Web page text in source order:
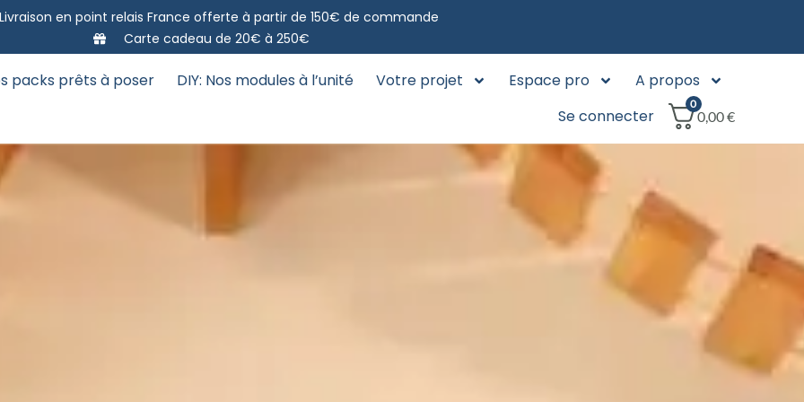
Livraison en point relais France offerte à partir de 150€ de commande
Carte cadeau de 20€ à 250€
packs prêts à poser DIY: Nos modules à l’unité Votre projet Espace pro
A propos
Se connecter
0
0,00€